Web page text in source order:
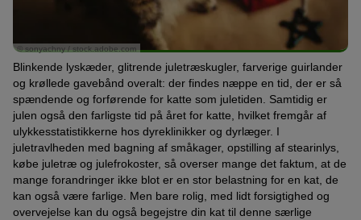
© sonyachny / stock.adobe.com
Blinkende lyskæder, glitrende juletræskugler, farverige guirlander
og krøllede gavebånd overalt: der findes næppe en tid, der er så
spændende og forførende for katte som juletiden. Samtidig er
julen også den farligste tid på året for katte, hvilket fremgår af
ulykkesstatistikkerne hos dyreklinikker og dyrlæger. I
juletravlheden med bagning af småkager, opstilling af stearinlys,
købe juletræ og julefrokoster, så overser mange det faktum, at de
mange forandringer ikke blot er en stor belastning for en kat, de
kan også være farlige. Men bare rolig, med lidt forsigtighed og
overvejelse kan du også begejstre din kat til denne særlige